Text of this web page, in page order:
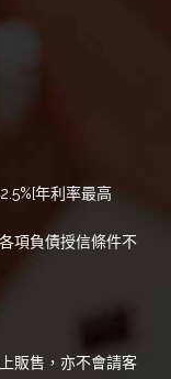
年利率最高
項負債授信條件不
販售，亦不會請客